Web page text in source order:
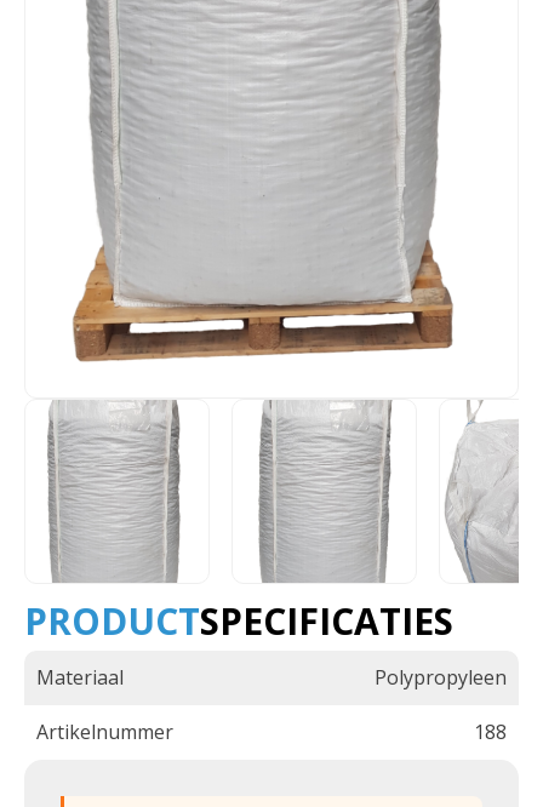
PRODUCTSPECIFICATIES
Materiaal Polypropyleen
Artikelnummer 188